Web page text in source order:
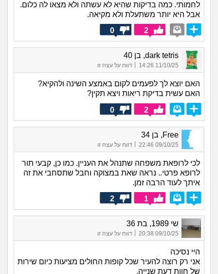
לחמותי. כמה בדיקות שהיא לא עשתה ולא מצאו לה כלום.
אבל היא יותר משתעלת ולא מקיאה.
2
0
dark tetris, בן 40
11/10/25 14:26 דווח על עצה זו
האם יוצא לך לפעמים לקום באמצע השינה ולהקיא?
האם עשית בדיקת ריאות ויצא תקין?
2
0
Free, בן 34
09/10/25 22:46
| דווח על עצה זו
לכי לרופאת משפחה שתנהל את העניין. כמו כן, קבעי תור
לרופא פרטי.. נראה שאת במצוקה וחבל שתסחבי את זה
איתך לעוד הרבה זמן.
1
2
שי 1989, בת 36
09/10/25 20:38
| דווח על עצה זו
היי נסיכה
אני רק רוצה להעיר שכל קופות החולים מציעות כיום שירות
של חוות דעת שנייה.